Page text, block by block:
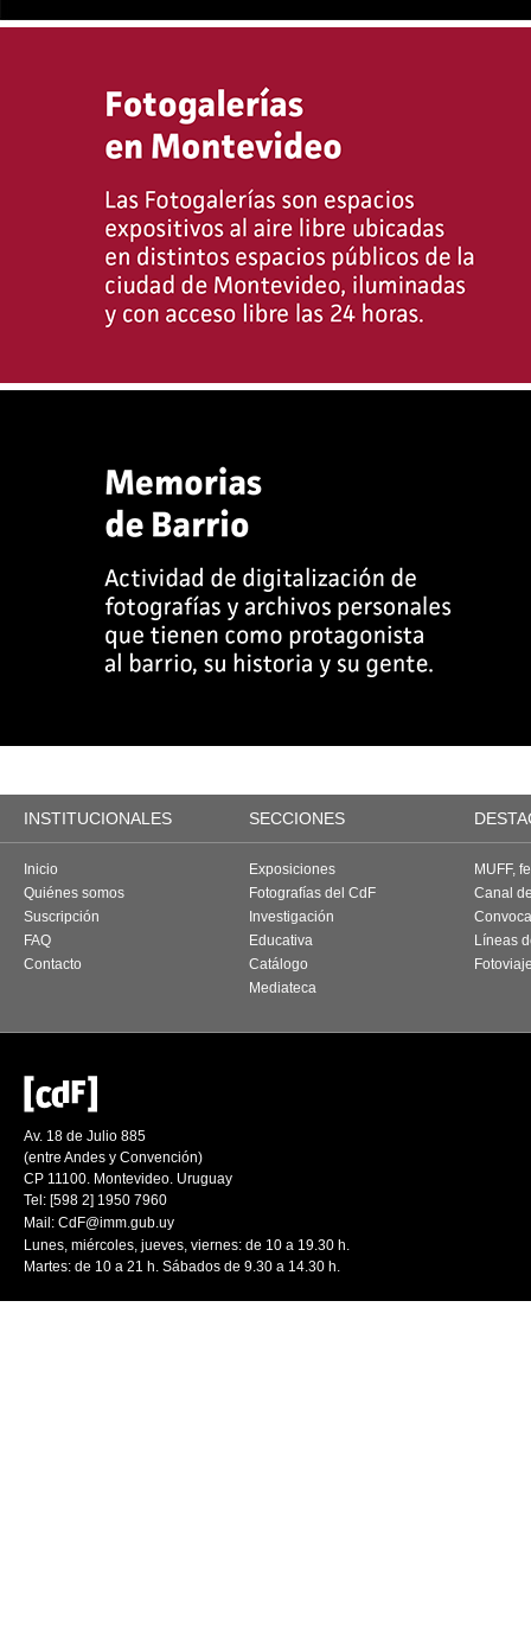
INSTITUCIONALES SECCIONES
Inicio
Quiénes somos
Suscripción
FAQ
Contacto
Exposiciones
Fotografías del CdF
Investigación
Educativa
Catálogo
Mediateca
MUFF,
Canal
Líneas
Av. 18 de Julio 885
(entre Andes y Convención)
CP 11100. Montevideo. Uruguay
Tel: [598 2] 1950 7960
Mail: CdF@imm.gub.uy
Lunes, miércoles, jueves, viernes: de 10 a 19.30 h.
Martes: de 10 a 21 h. Sábados de 9.30 a 14.30 h.